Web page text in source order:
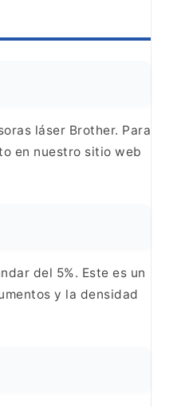
láser Brother. Para
en nuestro sitio web
del 5%. Este es un
y la densidad